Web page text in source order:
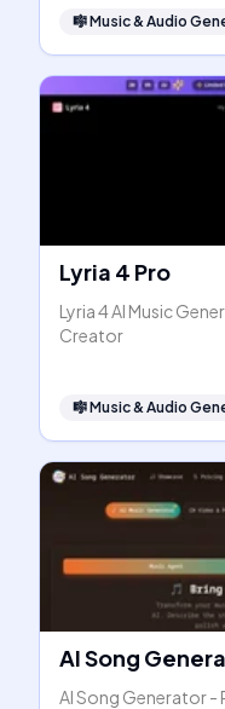
🎼Music & Audio
Lyria 4 Pro
Lyria 4 AI Music
Creator
🎼Music & Audio
AI Song
AI Song Generator -